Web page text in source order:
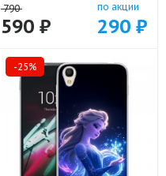
790
590 ₽
по акции
290 ₽
-25%